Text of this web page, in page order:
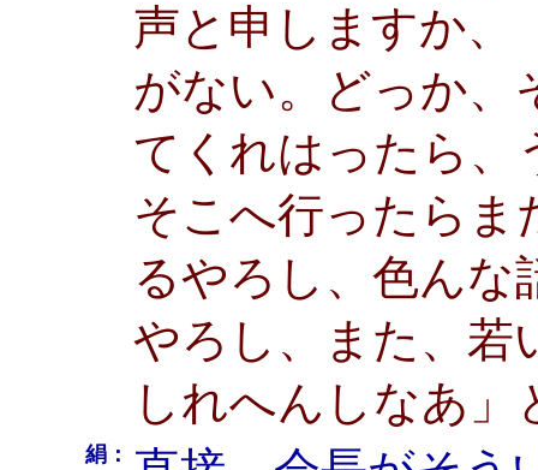
声と申しますか、
がない。どっか、
てくれはったら、
そこへ行ったらま
るやろし、色んな
やろし、また、若
しれへんしなあ」
絹：